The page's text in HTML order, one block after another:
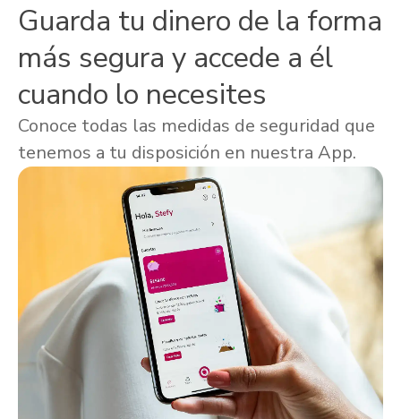
Guarda tu dinero de la forma
más segura y accede a él
cuando lo necesites
Conoce todas las medidas de seguridad que
tenemos a tu disposición en nuestra App.